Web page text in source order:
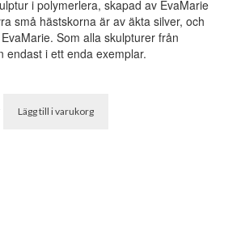
i polymerlera, skapad av EvaMarie
små hästskorna är av äkta silver, och
Som alla skulpturer från
endast i ett enda exemplar.
Lägg till i varukorg